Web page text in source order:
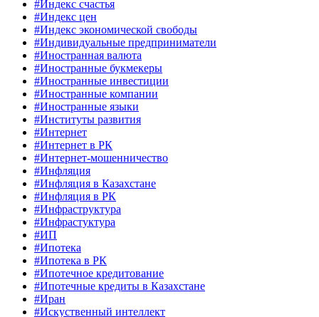
#Индекс счастья
#Индекс цен
#Индекс экономической свободы
#Индивидуальные предприниматели
#Иностранная валюта
#Иностранные букмекеры
#Иностранные инвестиции
#Иностранные компании
#Иностранные языки
#Институты развития
#Интернет
#Интернет в РК
#Интернет-мошенничество
#Инфляция
#Инфляция в Казахстане
#Инфляция в РК
#Инфраструктура
#Инфрастуктура
#ИП
#Ипотека
#Ипотека в РК
#Ипотечное кредитование
#Ипотечные кредиты в Казахстане
#Иран
#Искуственный интеллект